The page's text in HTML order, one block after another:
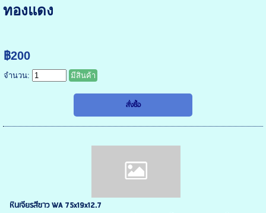
ทองแดง
฿200
จำนวน: มีสินค้า
หินเจียรสีขาว WA 75x19x12.7